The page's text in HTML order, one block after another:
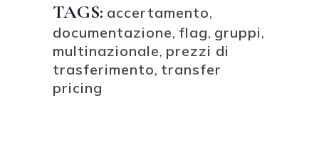
TAGS: accertamento,
documentazione, flag, gruppi,
multinazionale, prezzi di
trasferimento, transfer
pricing